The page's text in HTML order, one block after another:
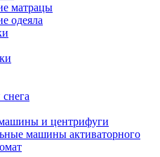
матрацы
одеяла
и центрифуги
машины активаторного